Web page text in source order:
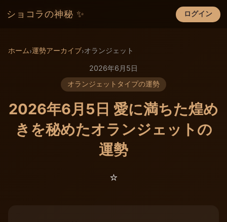
ショコラの神秘 ✨ ログイン
×
ホーム›運勢アーカイブ›オランジェット
2026年6月5日
オランジェットタイプの運勢
2026年6月5日 愛に満ちた煌め
きを秘めたオランジェットの
運勢
⭐️